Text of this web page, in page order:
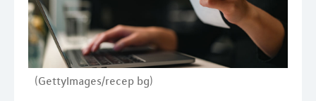
(GettyImages/recep bg)